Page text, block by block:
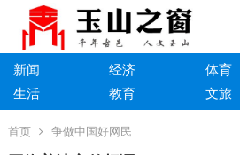
新闻 经济 体育
生活
教育 文旅
首页 争做中国好网民